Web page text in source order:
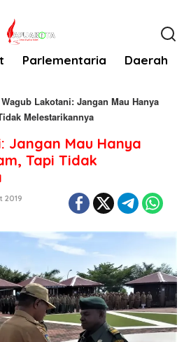
Parlementaria Daerah
Wagub Lakotani: Jangan Mau Hanya
Melestarikannya
Jangan Mau Hanya
Tapi Tidak
2019